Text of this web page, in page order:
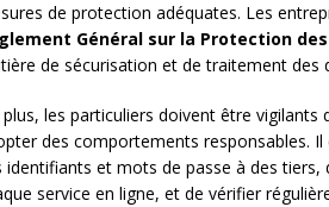
de protection adéquates. Les
Général sur la Protection des
de sécurisation et de traitement des
plus, les particuliers doivent être
des comportements responsables.
identifiants et mots de passe à des tiers,
service en ligne, et de vérifier